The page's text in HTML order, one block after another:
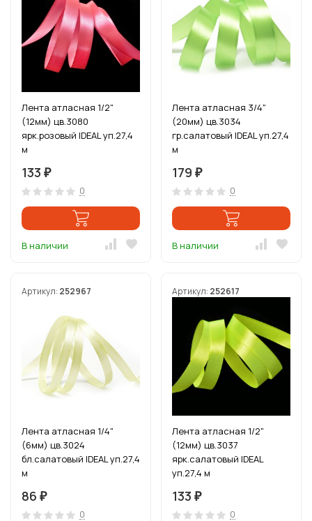
Лента атласная 1/2"
(12мм) цв.3080
ярк.розовый IDEAL уп.27,4
м
133 ₽
0
В наличии
Лента атласная 3/4"
(20мм) цв.3034
гр.салатовый IDEAL уп.27,4
м
179 ₽
0
В наличии
Артикул: 252967
Лента атласная 1/4"
(6мм) цв.3024
бл.салатовый IDEAL уп.27,4
м
86 ₽
0
Артикул: 252617
Лента атласная 1/2"
(12мм) цв.3037
ярк.салатовый IDEAL
уп.27,4 м
133 ₽
0